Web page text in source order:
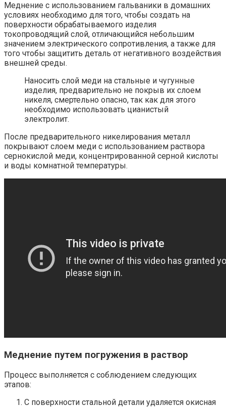
Меднение с использованием гальваники в домашних
условиях необходимо для того, чтобы создать на
поверхности обрабатываемого изделия
токопроводящий слой, отличающийся небольшим
значением электрического сопротивления, а также для
того чтобы защитить деталь от негативного воздействия
внешней среды.
Наносить слой меди на стальные и чугунные
изделия, предварительно не покрыв их слоем
никеля, смертельно опасно, так как для этого
необходимо использовать цианистый
электролит.
После предварительного никелирования металл
покрывают слоем меди с использованием раствора
сернокислой меди, концентрированной серной кислоты
и воды комнатной температуры.
Меднение путем погружения в раствор
Процесс выполняется с соблюдением следующих
этапов:
С поверхности стальной детали удаляется окисная